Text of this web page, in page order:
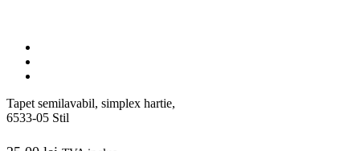
Tapet semilavabil, simplex hartie,
6533-05 Stil